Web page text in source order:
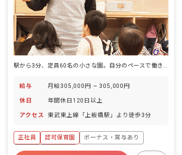
給与 月給305,000円 ~ 305,000円
休日 年間休日120日以上
アクセス 東武東上線「上板橋駅」より徒歩3分
正社員 認可保育園
ボーナス・賞与あり
年間休日120日以上